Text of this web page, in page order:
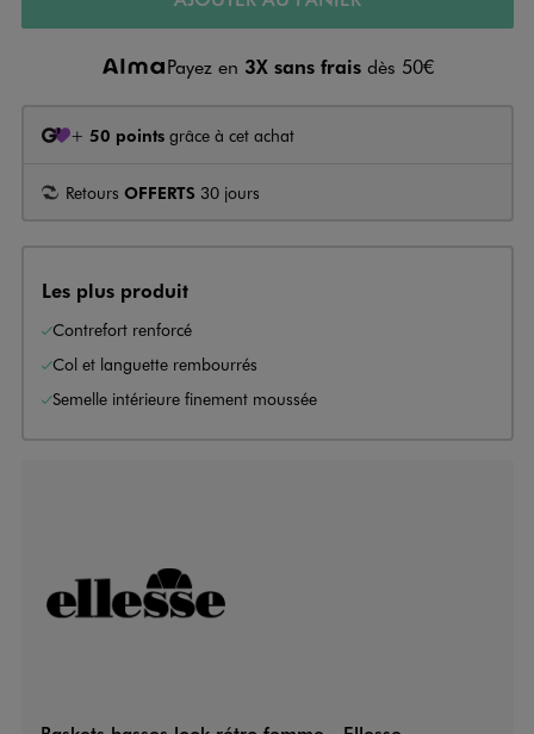
Payez en 3X sans frais dès 50€
+ 50 points grâce à cet achat
Retours OFFERTS 30 jours
Les plus produit
Contrefort renforcé
Col et languette rembourrés
Semelle intérieure finement moussée